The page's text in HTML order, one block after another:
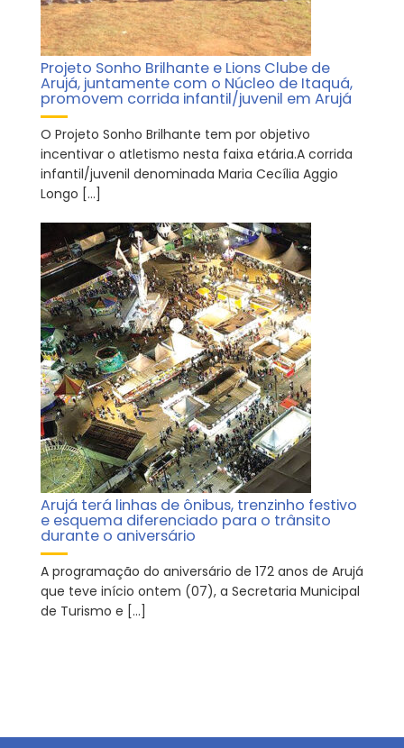
Projeto Sonho Brilhante e Lions Clube de
Arujá, juntamente com o Núcleo de Itaquá,
promovem corrida infantil/juvenil em Arujá
O Projeto Sonho Brilhante tem por objetivo
incentivar o atletismo nesta faixa etária.A corrida
infantil/juvenil denominada Maria Cecília Aggio
Longo […]
Arujá terá linhas de ônibus, trenzinho festivo
e esquema diferenciado para o trânsito
durante o aniversário
A programação do aniversário de 172 anos de Arujá
que teve início ontem (07), a Secretaria Municipal
de Turismo e […]